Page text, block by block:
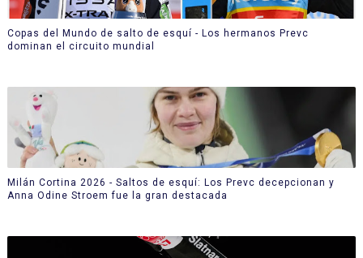
Copas del Mundo de salto de esquí - Los hermanos Prevc
dominan el circuito mundial
Milán Cortina 2026 - Saltos de esquí: Los Prevc decepcionan y
Anna Odine Stroem fue la gran destacada